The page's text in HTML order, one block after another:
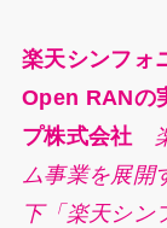
楽天シンフォ
Open RANの
プ株式会社
ム事業を展開
下「楽天シン